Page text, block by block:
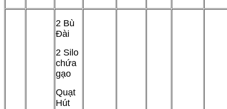
2 Bù
Đài
2 Silo
chứa
gạo
Quạt
Hút